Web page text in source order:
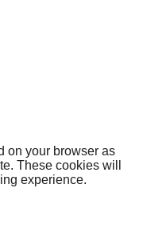
on your browser as
These cookies will
experience.